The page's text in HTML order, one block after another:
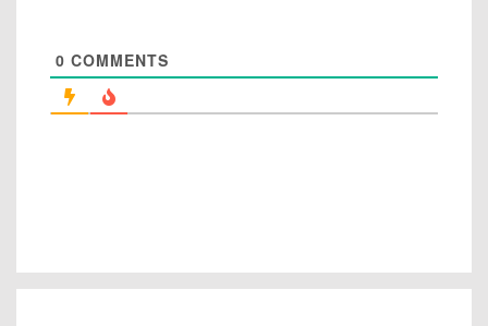
0 COMMENTS